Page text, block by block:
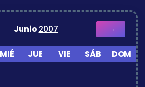
Junio 2007 →
MIÉ JUE VIE SÁB DOM